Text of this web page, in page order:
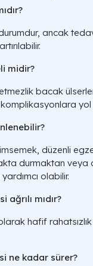
ancak
midir?
bacak
yol
düzenli
durmaktan veya
olabilir.
mıdır?
hafif
ne kadar sürer?